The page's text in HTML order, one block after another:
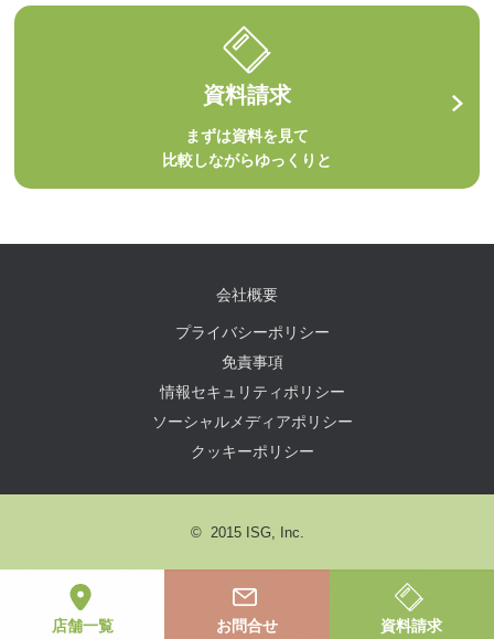
資料請求
まずは資料を見て
比較しながらゆっくりと
会社概要
プライバシーポリシー
免責事項
情報セキュリティポリシー
ソーシャルメディアポリシー
クッキーポリシー
© 2015 ISG, Inc.
店舗一覧 お問合せ 資料請求